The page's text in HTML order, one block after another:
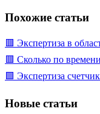
Похожие статьи
🟥 Экспертиза в
🟥 Сколько по
🟩 Экспертиза
Новые статьи